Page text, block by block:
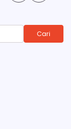
Cari